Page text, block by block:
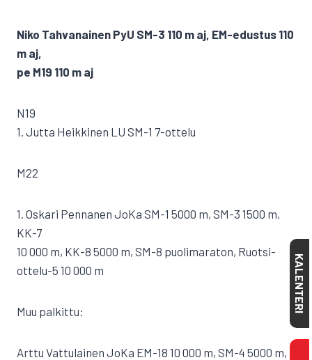
Niko Tahvanainen PyU SM-3 110 m aj, EM-edustus 110
m aj,
pe M19 110 m aj
N19
1. Jutta Heikkinen LU SM-1 7-ottelu
M22
1. Oskari Pennanen JoKa SM-1 5000 m, SM-3 1500 m,
KK-7
10 000 m, KK-8 5000 m, SM-8 puolimaraton, Ruotsi-
ottelu-5 10 000 m
Muu palkittu:
Arttu Vattulainen JoKa EM-18 10 000 m, SM-4 5000 m,
KALENTERI